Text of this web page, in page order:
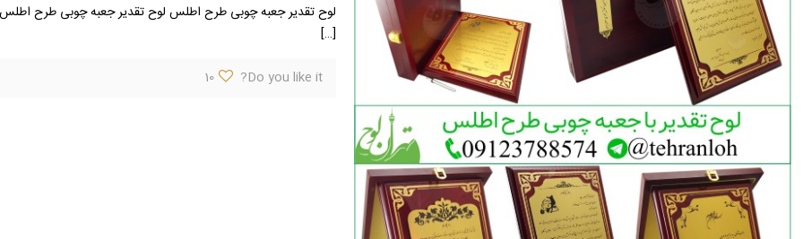
لوح تقدیر جعبه چوبی طرح اطلس لوح تقدیر جعبه چوبی طرح اطلس
[…]
Do you like it?
10